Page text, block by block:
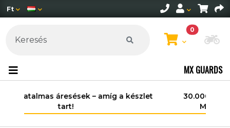
Ft
0
MX GUARDS
30.000 Ft felett ingyenes szállítás
Magyarország területén*.